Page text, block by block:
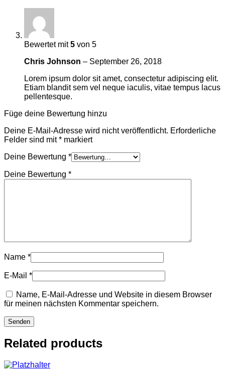
Bewertet mit5 von 5
Chris Johnson – September 26, 2018
Lorem ipsum dolor sit amet, consectetur adipiscing elit.
Etiam blandit sem vel neque iaculis, vitae tempus lacus
pellentesque.
Füge deine Bewertung hinzu
Deine E-Mail-Adresse wird nicht veröffentlicht. Erforderliche
Felder sind mit* markiert
Deine Bewertung *
Deine Bewertung *
Name *
E-Mail *
Name, E-Mail-Adresse und Website in diesem Browser
für meinen nächsten Kommentar speichern.
Related products